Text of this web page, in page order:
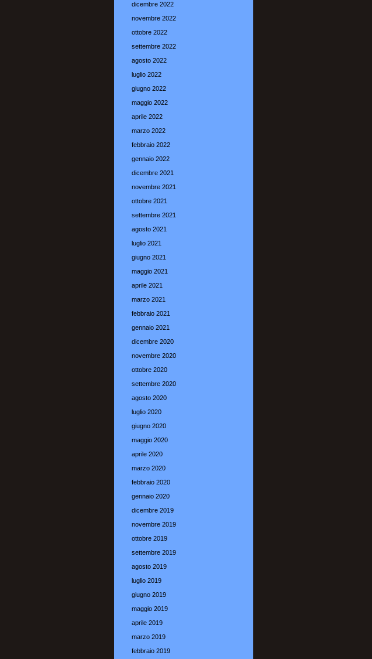
dicembre 2022
novembre 2022
ottobre 2022
settembre 2022
agosto 2022
luglio 2022
giugno 2022
maggio 2022
aprile 2022
marzo 2022
febbraio 2022
gennaio 2022
dicembre 2021
novembre 2021
ottobre 2021
settembre 2021
agosto 2021
luglio 2021
giugno 2021
maggio 2021
aprile 2021
marzo 2021
febbraio 2021
gennaio 2021
dicembre 2020
novembre 2020
ottobre 2020
settembre 2020
agosto 2020
luglio 2020
giugno 2020
maggio 2020
aprile 2020
marzo 2020
febbraio 2020
gennaio 2020
dicembre 2019
novembre 2019
ottobre 2019
settembre 2019
agosto 2019
luglio 2019
giugno 2019
maggio 2019
aprile 2019
marzo 2019
febbraio 2019